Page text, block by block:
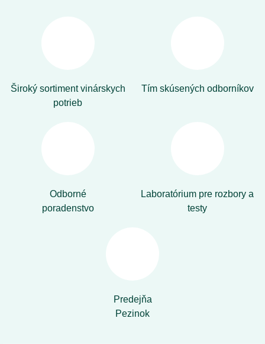
Široký sortiment vinárskych
potrieb
Tím skúsených odborníkov
Odborné
poradenstvo
Laboratórium pre rozbory a
testy
Predejňa
Pezinok